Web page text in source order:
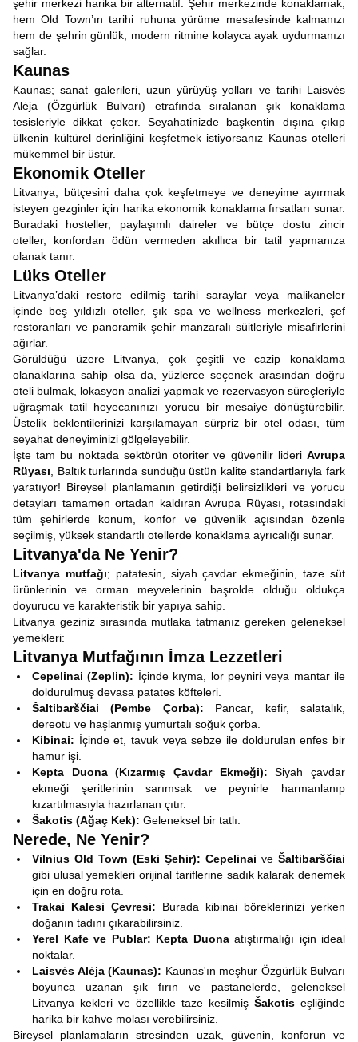
şehir merkezi harika bir alternatif. Şehir merkezinde konaklamak,
hem Old Town’ın tarihi ruhuna yürüme mesafesinde kalmanızı
hem de şehrin günlük, modern ritmine kolayca ayak uydurmanızı
sağlar.
Kaunas
Kaunas; sanat galerileri, uzun yürüyüş yolları ve tarihi Laisvės
Alėja (Özgürlük Bulvarı) etrafında sıralanan şık konaklama
tesisleriyle dikkat çeker. Seyahatinizde başkentin dışına çıkıp
ülkenin kültürel derinliğini keşfetmek istiyorsanız Kaunas otelleri
mükemmel bir üstür.
Ekonomik Oteller
Litvanya, bütçesini daha çok keşfetmeye ve deneyime ayırmak
isteyen gezginler için harika ekonomik konaklama fırsatları sunar.
Buradaki hosteller, paylaşımlı daireler ve bütçe dostu zincir
oteller, konfordan ödün vermeden akıllıca bir tatil yapmanıza
olanak tanır.
Lüks Oteller
Litvanya’daki restore edilmiş tarihi saraylar veya malikaneler
içinde beş yıldızlı oteller, şık spa ve wellness merkezleri, şef
restoranları ve panoramik şehir manzaralı süitleriyle misafirlerini
ağırlar.
Görüldüğü üzere Litvanya, çok çeşitli ve cazip konaklama
olanaklarına sahip olsa da, yüzlerce seçenek arasından doğru
oteli bulmak, lokasyon analizi yapmak ve rezervasyon süreçleriyle
uğraşmak tatil heyecanınızı yorucu bir mesaiye dönüştürebilir.
Üstelik beklentilerinizi karşılamayan sürpriz bir otel odası, tüm
seyahat deneyiminizi gölgeleyebilir.
İşte tam bu noktada sektörün otoriter ve güvenilir lideri Avrupa
Rüyası , Baltık turlarında sunduğu üstün kalite standartlarıyla fark
yaratıyor! Bireysel planlamanın getirdiği belirsizlikleri ve yorucu
detayları tamamen ortadan kaldıran Avrupa Rüyası, rotasındaki
tüm şehirlerde konum, konfor ve güvenlik açısından özenle
seçilmiş, yüksek standartlı otellerde konaklama ayrıcalığı sunar.
Litvanya'da Ne Yenir?
Litvanya mutfağı; patatesin, siyah çavdar ekmeğinin, taze süt
ürünlerinin ve orman meyvelerinin başrolde olduğu oldukça
doyurucu ve karakteristik bir yapıya sahip.
Litvanya geziniz sırasında mutlaka tatmanız gereken geleneksel
yemekleri:
Litvanya Mutfağının İmza Lezzetleri
Cepelinai (Zeplin): İçinde kıyma, lor peyniri veya mantar ile
doldurulmuş devasa patates köfteleri.
Šaltibarščiai (Pembe Çorba): Pancar, kefir, salatalık,
dereotu ve haşlanmış yumurtalı soğuk çorba.
Kibinai: İçinde et, tavuk veya sebze ile doldurulan enfes bir
hamur işi.
Kepta Duona (Kızarmış Çavdar Ekmeği): Siyah çavdar
ekmeği şeritlerinin sarımsak ve peynirle harmanlanıp
kızartılmasıyla hazırlanan çıtır.
Šakotis (Ağaç Kek): Geleneksel bir tatlı.
Nerede, Ne Yenir?
Vilnius Old Town (Eski Şehir): Cepelinai ve Šaltibarščiai
gibi ulusal yemekleri orijinal tariflerine sadık kalarak denemek
için en doğru rota.
Trakai Kalesi Çevresi: Burada kibinai böreklerinizi yerken
doğanın tadını çıkarabilirsiniz.
Yerel Kafe ve Publar: Kepta Duonaatıştırmalığı için ideal
noktalar.
Laisvės Alėja (Kaunas): Kaunas'ın meşhur Özgürlük Bulvarı
boyunca uzanan şık fırın ve pastanelerde, geleneksel
Litvanya kekleri ve özellikle taze kesilmiş Šakotis eşliğinde
harika bir kahve molası verebilirsiniz.
Bireysel planlamaların stresinden uzak, güvenin, konforun ve